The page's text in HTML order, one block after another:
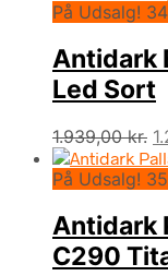
På Udsalg!
Antidark
Led Sort
1.939,00kr.
På Udsalg!
Antidark
C290